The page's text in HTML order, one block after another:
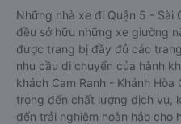
Những nhà xe đi Quận 5 - Sài
đều sở hữu những xe giường
được trang bị đầy đủ các
nhu cầu di chuyển của hành
khách Cam Ranh - Khánh Hòa
trọng đến chất lượng dịch vụ,
đến trải nghiệm hoàn hảo cho